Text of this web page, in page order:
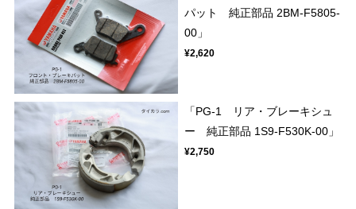
パット 純正部品 2BM-F5805-
00」
¥2,620
「PG-1 リア・ブレーキシュ
ー 純正部品 1S9-F530K-00」
¥2,750